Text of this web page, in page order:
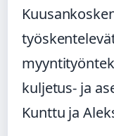
kuljetus- ja
Kunttu ja